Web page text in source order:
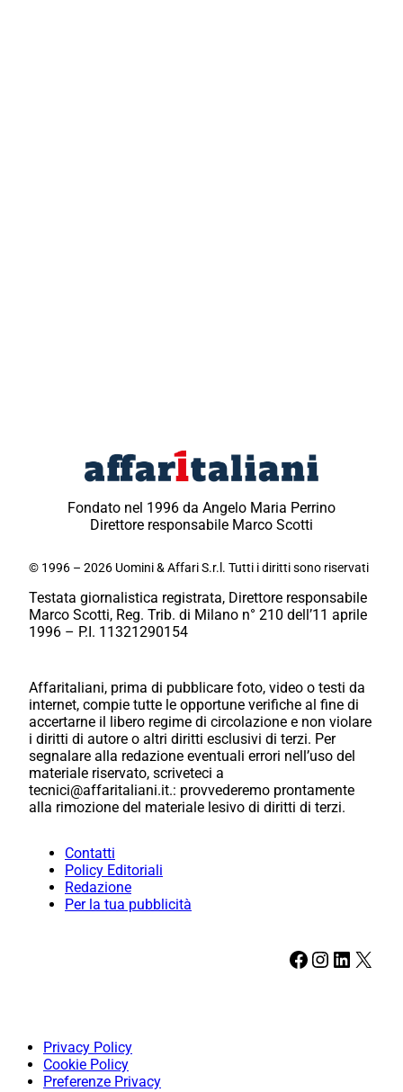
Fondato nel 1996 da Angelo Maria Perrino
Direttore responsabile Marco Scotti
© 1996 – 2026 Uomini & Affari S.r.l. Tutti i diritti sono riservati
Testata giornalistica registrata, Direttore responsabile
Marco Scotti, Reg. Trib. di Milano n° 210 dell’11 aprile
1996 – P.I. 11321290154
Affaritaliani, prima di pubblicare foto, video o testi da
internet, compie tutte le opportune verifiche al fine di
accertarne il libero regime di circolazione e non violare
i diritti di autore o altri diritti esclusivi di terzi. Per
segnalare alla redazione eventuali errori nell’uso del
materiale riservato, scriveteci a
tecnici@affaritaliani.it.: provvederemo prontamente
alla rimozione del materiale lesivo di diritti di terzi.
Contatti
Policy Editoriali
Redazione
Per la tua pubblicità
Facebook Instagram LinkedIn X
Privacy Policy
Cookie Policy
Preferenze Privacy